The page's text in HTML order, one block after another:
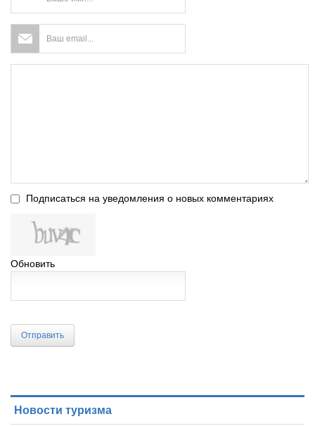
Подписаться на уведомления о новых комментариях
Обновить
Отправить
Новости туризма